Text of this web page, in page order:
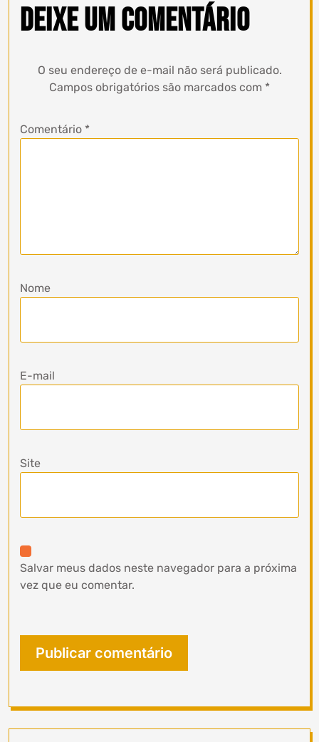
Deixe um comentário
O seu endereço de e-mail não será publicado.
Campos obrigatórios são marcados com *
Comentário *
Nome
E-mail
Site
Salvar meus dados neste navegador para a próxima
vez que eu comentar.